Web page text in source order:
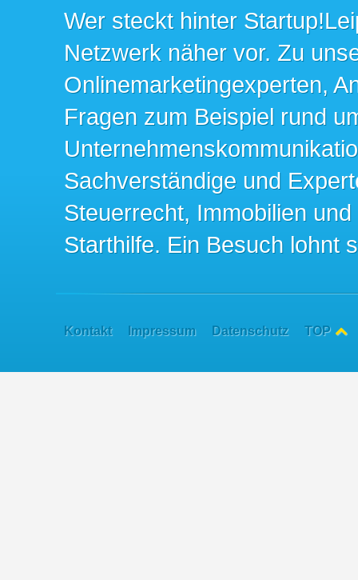
Wer steckt hinter
Netzwerk näher vor. Zu
Onlinemarketingexperten,
Fragen zum Beispiel rund
Sachverständige und
Steuerrecht, Immobilien
Starthilfe. Ein Besuch lohnt
Kontakt Impressum Datenschutz TOP